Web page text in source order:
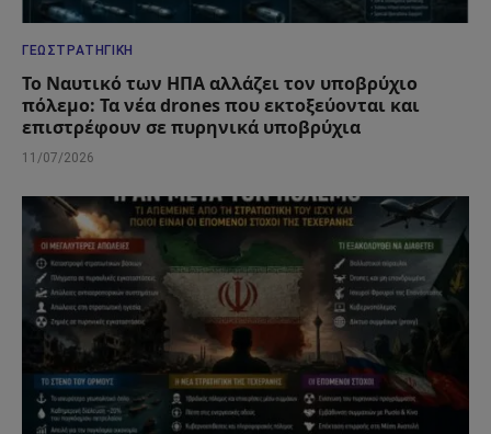
ΓΕΩΣΤΡΑΤΗΓΙΚΉ
Το Ναυτικό των ΗΠΑ αλλάζει τον υποβρύχιο
πόλεμο: Τα νέα drones που εκτοξεύονται και
επιστρέφουν σε πυρηνικά υποβρύχια
11/07/2026